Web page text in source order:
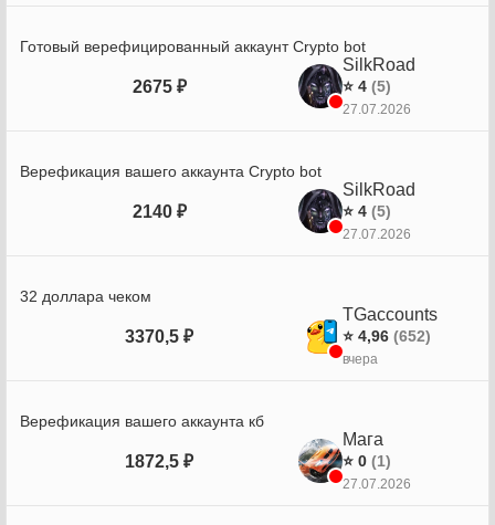
Готовый верефицированный аккаунт Crypto bot
2675 ₽
SilkRoad
⭐ 4 (5)
27.07.2026
Верефикация вашего аккаунта Crypto bot
2140 ₽
SilkRoad
⭐ 4 (5)
27.07.2026
32 доллара чеком
3370,5 ₽
TGaccounts
⭐ 4,96 (652)
вчера
Верефикация вашего аккаунта кб
1872,5 ₽
Мага
⭐ 0 (1)
27.07.2026